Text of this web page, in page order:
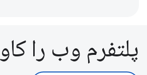
پلتفرم وب را